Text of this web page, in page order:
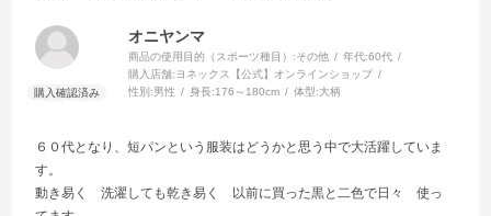
オニヤンマ
商品の使用目的（スポーツ種目）:その他 年代:60代
購入店舗:ヨネックス【公式】オンラインショップ
性別:男性 身長:176～180cm 体型:大柄
６０代となり、短パンという服装はどうかと思う中で大活躍していま
す。
動き易く 洗濯しても乾き易く 以前に買った黒と二色で日々 使っ